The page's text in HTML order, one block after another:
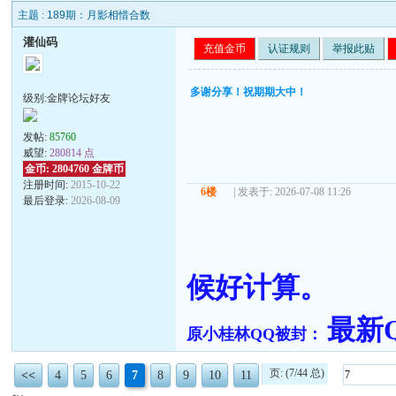
主题 : 189期：月影相惜合数
灌仙码
级别:金牌论坛好友
发帖:85760
威望:280814 点
金币: 2804760 金牌币
注册时间:2015-10-22
最后登录:2026-08-09
充值金币 认证规则 举报此贴
多谢分享！祝期期大中！
6楼 | 发表于: 2026-07-08 11:26
候好计算。
原小桂林QQ被封： 最新
<< 4 5 6 7 8 9 10 11 页: (7/44 总)